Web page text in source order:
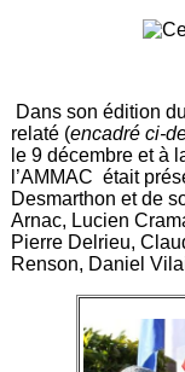
Dans son édition
relaté (encadré ci-
le 9 décembre et à
l’AMMAC était
Desmarthon et de
Arnac, Lucien
Pierre Delrieu,
Renson, Daniel